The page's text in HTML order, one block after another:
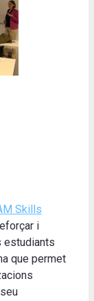
Skills
i
estudiants
que permet